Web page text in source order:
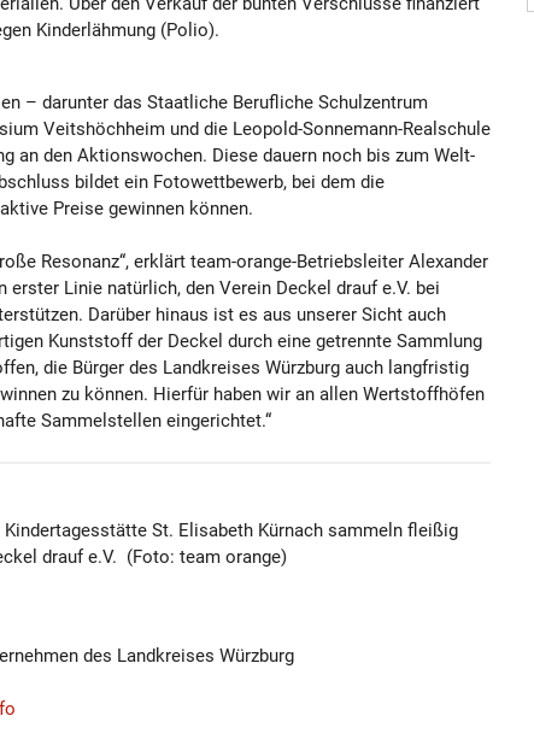
Kinderlähmung (Polio).
– darunter das Staatliche Berufliche Schulzentrum
Veitshöchheim und die Leopold-Sonnemann-Realschule
an den Aktionswochen. Diese dauern noch bis zum Welt-
bildet ein Fotowettbewerb, bei dem die
Preise gewinnen können.
Resonanz“, erklärt team-orange-Betriebsleiter Alexander
erster Linie natürlich, den Verein Deckel drauf e.V. bei
Darüber hinaus ist es aus unserer Sicht auch
Kunststoff der Deckel durch eine getrennte Sammlung
die Bürger des Landkreises Würzburg auch langfristig
zu können. Hierfür haben wir an allen Wertstoffhöfen
Sammelstellen eingerichtet.“
St. Elisabeth Kürnach sammeln fleißig
drauf e.V. (Foto: team orange)
des Landkreises Würzburg